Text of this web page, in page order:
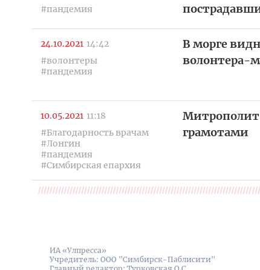
#пандемия
24.10.2021 14:42
#волонтеры
#пандемия
В морге
волонтера-
10.05.2021 11:18
#Благодарность врачам
#Лонгин
#пандемия
#Симбирская епархия
Митрополит
грамотами
ИА «Улпресса»
Учредитель: ООО "Симбирск-Паблисити"